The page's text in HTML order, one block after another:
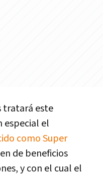
tratará este
especial el
como Super
de beneficios
y con el cual el